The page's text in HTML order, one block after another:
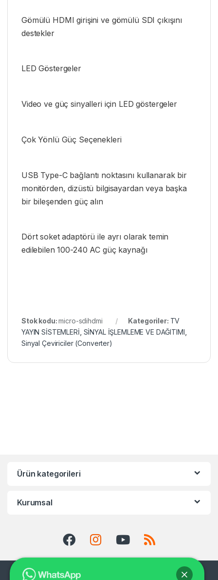
Gömülü HDMI girişini ve gömülü SDI çıkışını
destekler
LED Göstergeler
Video ve güç sinyalleri için LED göstergeler
Çok Yönlü Güç Seçenekleri
USB Type-C bağlantı noktasını kullanarak bir
monitörden, dizüstü bilgisayardan veya başka
bir bileşenden güç alın
Dört soket adaptörü ile ayrı olarak temin
edilebilen 100-240 AC güç kaynağı
Stok kodu:micro-sdihdmi Kategoriler: TV
YAYIN SİSTEMLERİ SİNYAL İŞLEMLEME VE DAĞITIMI
Sinyal Çeviriciler (Converter)
Ürün kategorileri
Kurumsal